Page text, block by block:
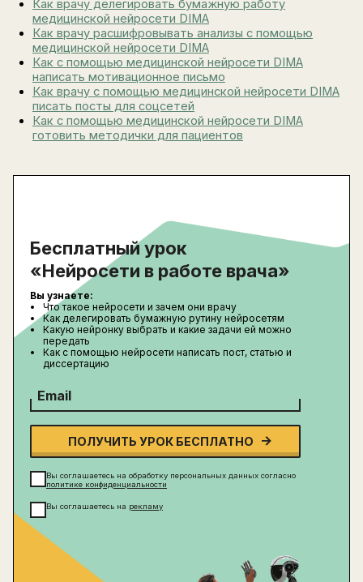
Как врачу делегировать бумажную работу
медицинской нейросети DIMA
Как врачу расшифровывать анализы с помощью
медицинской нейросети DIMA
Как с помощью медицинской нейросети DIMA
написать мотивационное письмо
Как врачу с помощью медицинской нейросети DIMA
писать посты для соцсетей
Как с помощью медицинской нейросети DIMA
готовить методички для пациентов
Бесплатный урок
«Нейросети в работе врача»
Вы узнаете:
Что такое нейросети и зачем они врачу
Как делегировать бумажную рутину нейросетям
Какую нейронку выбрать и какие задачи ей можно
передать
Как с помощью нейросети написать пост, статью и
диссертацию
Email
ПОЛУЧИТЬ УРОК БЕСПЛАТНО
Вы соглашаетесь на обработку персональных данных согласно
политике конфиденциальности
Вы соглашаетесь на рекламу